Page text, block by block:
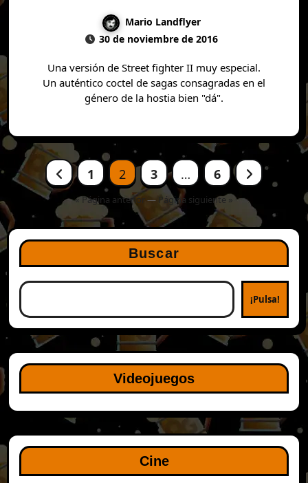
Mario Landflyer
30 de noviembre de 2016
Una versión de Street fighter II muy especial.
Un auténtico coctel de sagas consagradas en el
género de la hostia bien "dá".
Paginación
de
entradas
1 2 3 … 6
« Página anterior— Página siguiente »
Buscar
¡Pulsa!
Videojuegos
Cine